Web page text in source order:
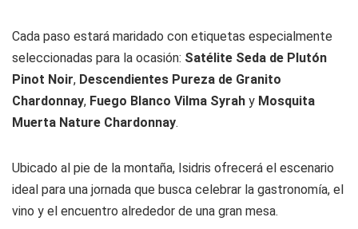
Cada paso estará maridado con etiquetas especialmente
seleccionadas para la ocasión: Satélite Seda de Plutón
Pinot Noir, Descendientes Pureza de Granito
Chardonnay, Fuego Blanco Vilma Syrah y Mosquita
Muerta Nature Chardonnay.
Ubicado al pie de la montaña, Isidris ofrecerá el escenario
ideal para una jornada que busca celebrar la gastronomía, el
vino y el encuentro alrededor de una gran mesa.